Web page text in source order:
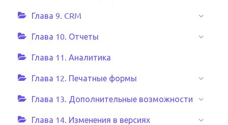
Глава 9. CRM
Глава 10. Отчеты
Глава 11. Аналитика
Глава 12. Печатные формы
Глава 13. Дополнительные возможности
Глава 14. Изменения в версиях